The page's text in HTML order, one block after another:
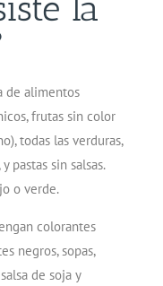
de alimentos
frutas sin color
todas las verduras,
pastas sin salsas.
o verde.
colorantes
negros, sopas,
de soja y